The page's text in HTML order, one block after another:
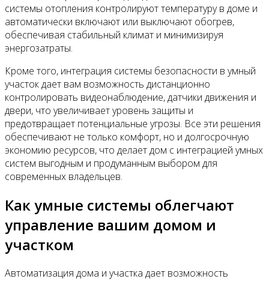
системы отопления контролируют температуру в доме и
автоматически включают или выключают обогрев,
обеспечивая стабильный климат и минимизируя
энергозатраты.
Кроме того, интеграция системы безопасности в умный
участок дает вам возможность дистанционно
контролировать видеонаблюдение, датчики движения и
двери, что увеличивает уровень защиты и
предотвращает потенциальные угрозы. Все эти решения
обеспечивают не только комфорт, но и долгосрочную
экономию ресурсов, что делает дом с интеграцией умных
систем выгодным и продуманным выбором для
современных владельцев.
Как умные системы облегчают
управление вашим домом и
участком
Автоматизация дома и участка дает возможность